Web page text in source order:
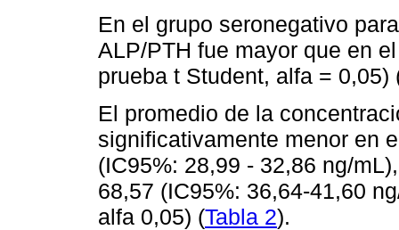
En el grupo seronegativo
ALP/PTH fue mayor que en
prueba t Student, alfa = 0,05)
El promedio de la
significativamente menor en
(IC95%: 28,99 - 32,86 ng/
68,57 (IC95%: 36,64-41,60
alfa 0,05) (Tabla 2).